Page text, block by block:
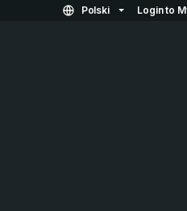
Polski Login to